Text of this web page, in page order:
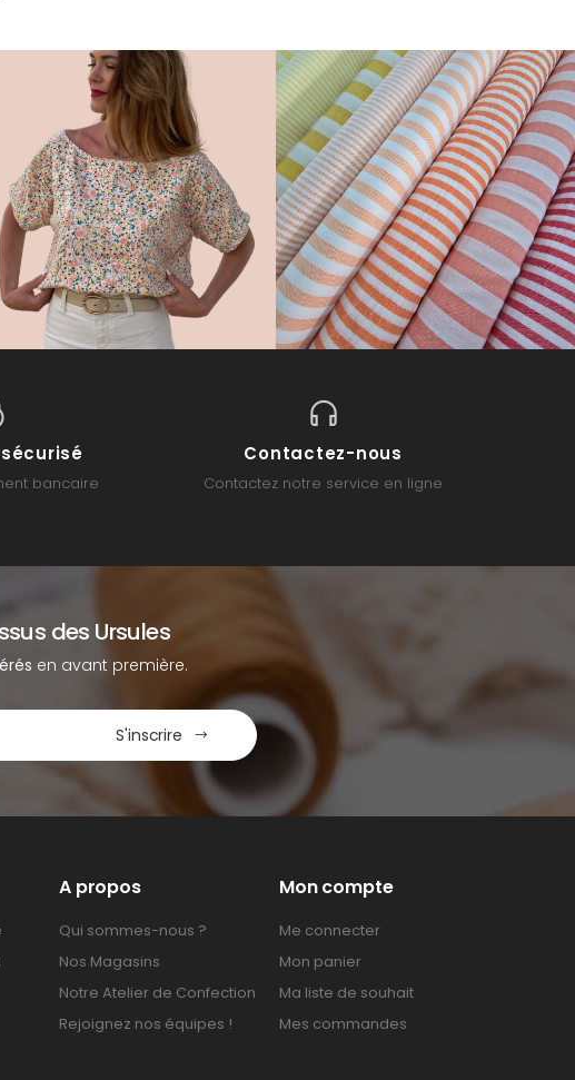
bancaire
Contactez-nous
Contactez notre service en ligne
des Ursules
en avant première.
S'inscrire
A propos
Qui sommes-nous ?
Nos Magasins
Notre Atelier de Confection
Rejoignez nos équipes !
Mon compte
Me connecter
Mon panier
Ma liste de souhait
Mes commandes